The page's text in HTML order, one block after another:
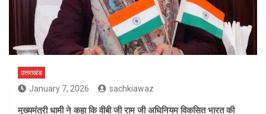
उत्तराखंड
January 7, 2026 sachkiawaz
मुख्यमंत्री धामी ने कहा कि वीबी जी राम जी अधिनियम विकसित भारत की